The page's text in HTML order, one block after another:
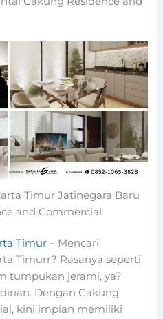
Timur Jatinegara Baru
and Commercial
Timur – Mencari
Timurr? Rasanya seperti
tumpukan jerami, ya?
Dengan Cakung
kini impian memiliki